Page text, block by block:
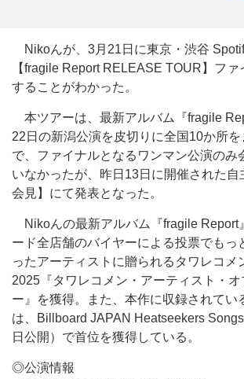
Nikoんが、3月21日に東京・渋谷
【fragile Report RELEASE TOUR】フ
することがわかった。
本ツアーは、最新アルバム『fragile
22日の新潟公演を皮切りに全国10か所
で、ファイナルとなるワンマン公演のみ
いなかったが、昨日13日に開催された自
会見】にて発表となった。
Nikoんの最新アルバム『fragile Report
ード全店舗のバイヤーによる投票でもっ
ったアーティストに贈られるタワレコメ
2025『タワレコメン・アーティスト・
ー』を獲得。また、本作に収録されてい
は、Billboard JAPAN Heatseekers
日公開）で首位を獲得している。
◎公演情報